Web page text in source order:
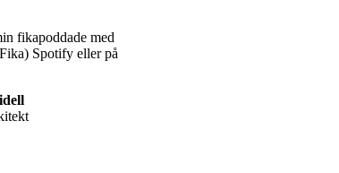
fikapoddade med
Spotify eller på